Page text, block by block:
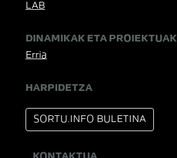
LAB
DINAMIKAK ETA PROIEKTUAK
Erria
HARPIDETZA
SORTU.INFO BULETINA